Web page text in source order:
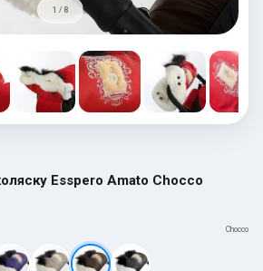
1 / 8
Esspero Amato Chocco
Chocco